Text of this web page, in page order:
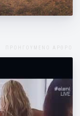
ΠΡΟΗΓΟΥΜΕΝΟ ΑΡΘΡΟ